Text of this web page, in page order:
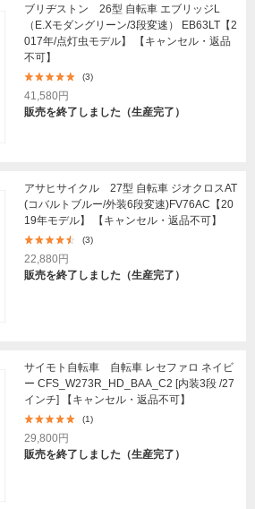
ブリヂストン 26型 自転車 エブリッジL
（E.Xモダングリーン/3段変速） EB63LT【2
017年/点灯虫モデル】 【キャンセル・返品
不可】
(3)
41,580円
販売を終了しました（生産完了）
アサヒサイクル 27型 自転車 ジオクロスAT
(コバルトブルー/外装6段変速)FV76AC【20
19年モデル】 【キャンセル・返品不可】
(3)
22,880円
販売を終了しました（生産完了）
サイモト自転車 自転車 レセファロ ネイビ
ー CFS_W273R_HD_BAA_C2 [内装3段 /27
インチ] 【キャンセル・返品不可】
(1)
29,800円
販売を終了しました（生産完了）